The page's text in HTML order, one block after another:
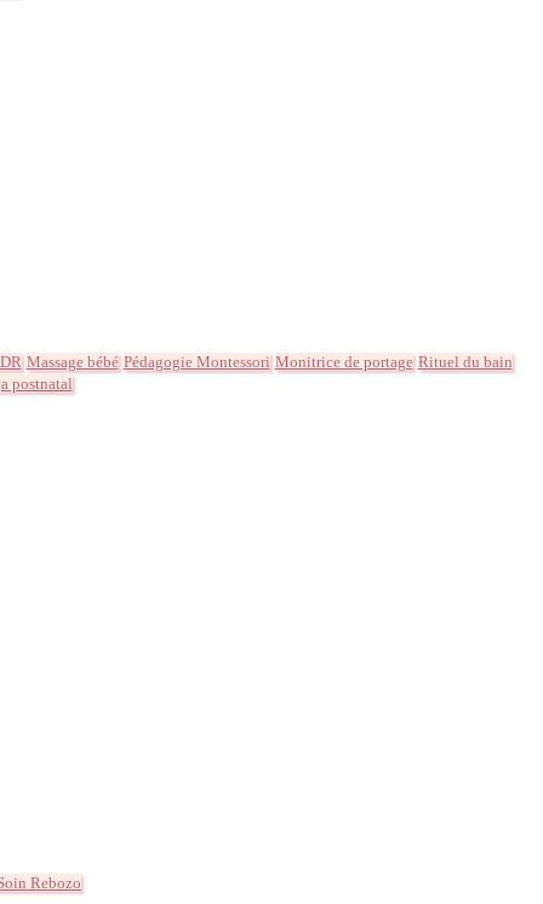
Massage bébé Pédagogie Montessori Monitrice de portage Rituel du bain
postnatal
Rebozo